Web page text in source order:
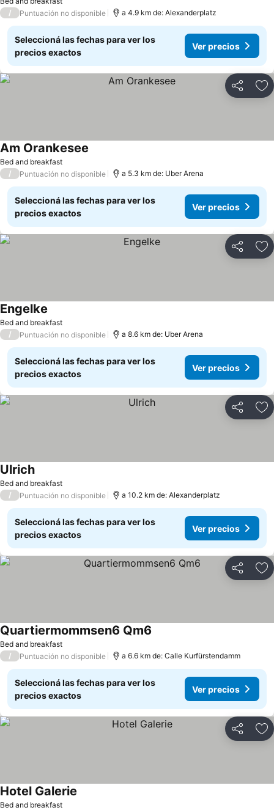
/ Puntuación no disponible a 4.9 km de: Alexanderplatz
Seleccioná las fechas para ver los
precios exactos
Ver precios
Compartir
Bed and breakfast
Am Orankesee
/ Puntuación no disponible a 5.3 km de: Uber Arena
Seleccioná las fechas para ver los
precios exactos
Ver precios
Compartir
Bed and breakfast
Engelke
/ Puntuación no disponible a 8.6 km de: Uber Arena
Seleccioná las fechas para ver los
precios exactos
Ver precios
Compartir
Bed and breakfast
UlrichVer precios
/ Puntuación no disponible a 10.2 km de: Alexanderplatz
Seleccioná las fechas para ver los
precios exactos
Ver precios
Compartir
Bed and breakfast
Quartiermommsen6 Qm6
/ Puntuación no disponible a 6.6 km de: Calle Kurfürstendamm
Seleccioná las fechas para ver los
precios exactos
Ver precios
Compartir
Bed and breakfast
Hotel Galerie